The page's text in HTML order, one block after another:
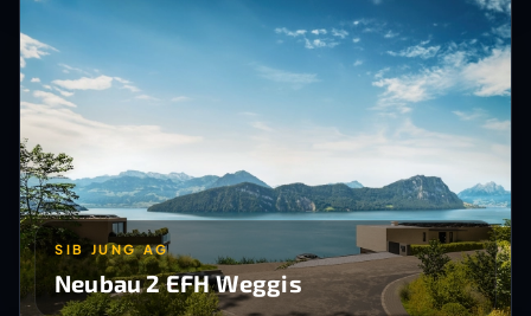
SIB JUNG AG
Neubau 2 EFH Weggis